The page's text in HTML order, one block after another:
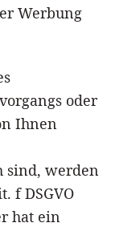
Werbung
oder
Ihnen
werden
f DSGVO
hat ein